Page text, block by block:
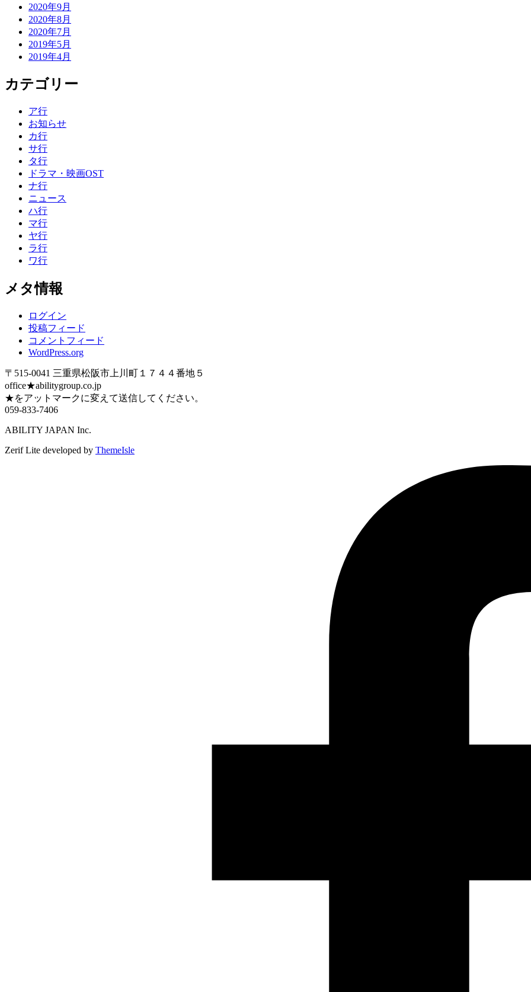
2020年9月
2020年8月
2020年7月
2019年5月
2019年4月
カテゴリー
ア行
お知らせ
カ行
サ行
タ行
ドラマ・映画OST
ナ行
ニュース
ハ行
マ行
ヤ行
ラ行
ワ行
メタ情報
ログイン
投稿フィード
コメントフィード
WordPress.org
〒515-0041 三重県松阪市上川町１７４４番地５
office★abilitygroup.co.jp
★をアットマークに変えて送信してください。
059-833-7406
ABILITY JAPAN Inc.
Zerif Lite developed by ThemeIsle